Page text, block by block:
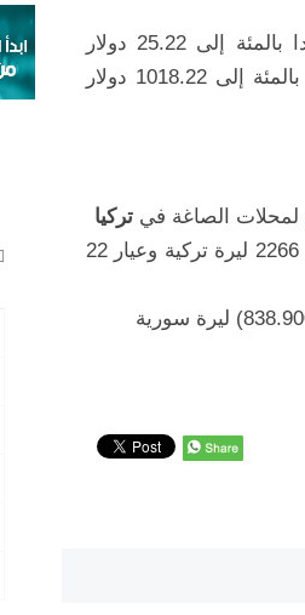
في المعاملات الفورية واحدا بالمئة إلى 25.22 دولار
0.3 بالمئة إلى 1018.22 دولار
لمحلات الصاغة في تركيا
عيار 14 سجل 1510 ليرة تركية وعيار 18 سجل 1942 ليرة تركية وعيار 21 سجل 2266 ليرة تركية وعيار 22